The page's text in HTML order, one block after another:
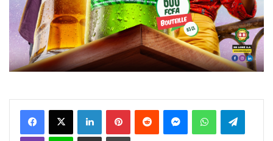
FacebookX Linkedin PinterestReddit MessengerWhatsAppTelegram
Viber Ligne Partager par email Imprimer